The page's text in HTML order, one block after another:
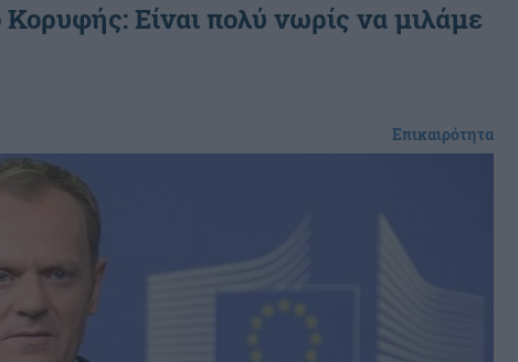
Είναι πολύ νωρίς να μιλάμε
Επικαιρότητα